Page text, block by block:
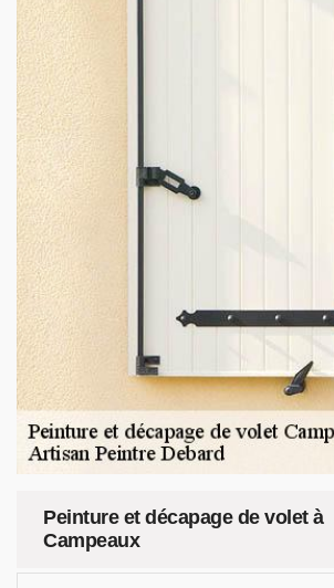
Peinture et décapage de volet à
Campeaux